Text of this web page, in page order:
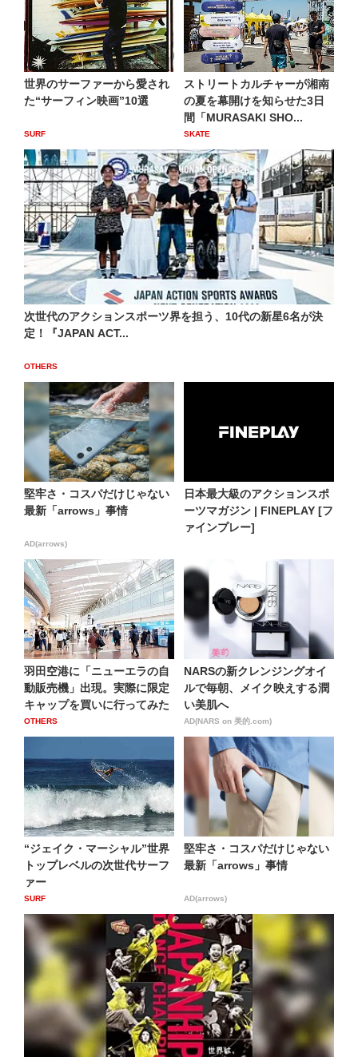
世界のサーファーから愛され
た“サーフィン映画”10選
SURF
ストリートカルチャーが湘南
の夏を幕開けを知らせた3日
間「MURASAKI SHO...
SKATE
次世代のアクションスポーツ界を担う、10代の新星6名が決
定！『JAPAN ACT...
OTHERS
堅牢さ・コスパだけじゃない
最新「arrows」事情
AD(arrows)
日本最大級のアクションスポ
ーツマガジン | FINEPLAY [フ
ァインプレー]
羽田空港に「ニューエラの自
動販売機」出現。実際に限定
キャップを買いに行ってみた
OTHERS
NARSの新クレンジングオイ
ルで毎朝、メイク映えする潤
い美肌へ
AD(NARS on 美的.com)
“ジェイク・マーシャル”世界
トップレベルの次世代サーフ
ァー
SURF
堅牢さ・コスパだけじゃない
最新「arrows」事情
AD(arrows)